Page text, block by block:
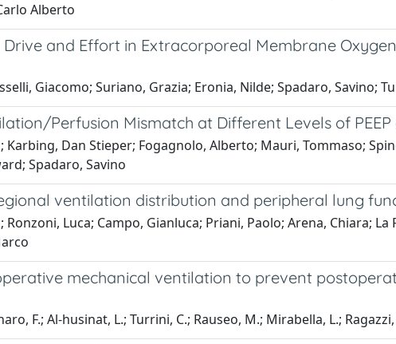
Alberto
and Effort in Extracorporeal Membrane
Giacomo; Suriano, Grazia; Eronia, Nilde; Spadaro, Savino;
Perfusion Mismatch at Different Levels of PEEP
Karbing, Dan Stieper; Fogagnolo, Alberto; Mauri, Tommaso;
Spadaro, Savino
ventilation distribution and peripheral lung
Luca; Campo, Gianluca; Priani, Paolo; Arena, Chiara;
mechanical ventilation to prevent
F.; Al-husinat, L.; Turrini, C.; Rauseo, M.; Mirabella, L.;